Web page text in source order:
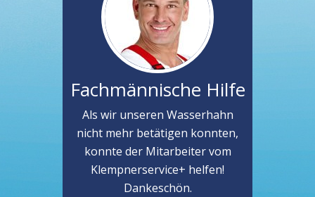
Fachmännische Hilfe
Als wir unseren Wasserhahn
nicht mehr betätigen konnten,
konnte der Mitarbeiter vom
Klempnerservice+ helfen!
Dankeschön.